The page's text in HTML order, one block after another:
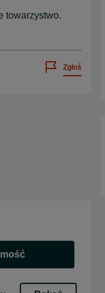
towarzystwo.
Zgłoś